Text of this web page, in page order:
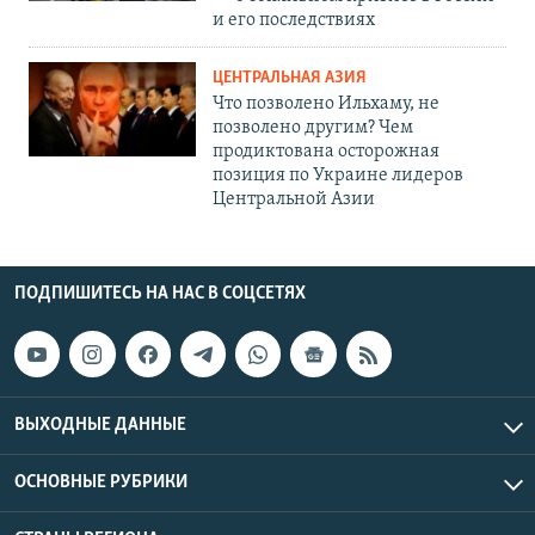
и его последствиях
ЦЕНТРАЛЬНАЯ АЗИЯ
Что позволено Ильхаму, не
позволено другим? Чем
продиктована осторожная
позиция по Украине лидеров
Центральной Азии
ПОДПИШИТЕСЬ НА НАС В СОЦСЕТЯХ
ВЫХОДНЫЕ ДАННЫЕ
ОСНОВНЫЕ РУБРИКИ